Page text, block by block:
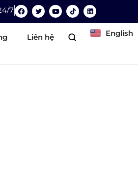
7
Liên hệ English